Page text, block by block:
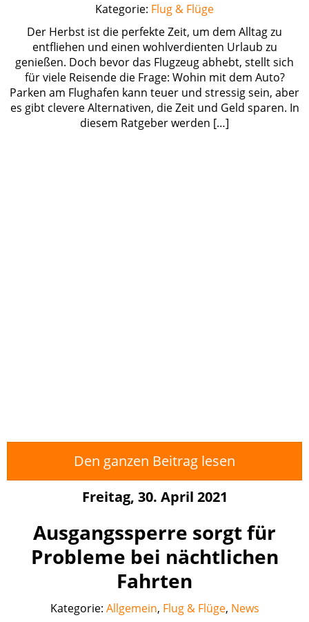
Kategorie: Flug & Flüge
Der Herbst ist die perfekte Zeit, um dem Alltag zu
entfliehen und einen wohlverdienten Urlaub zu
genießen. Doch bevor das Flugzeug abhebt, stellt sich
für viele Reisende die Frage: Wohin mit dem Auto?
Parken am Flughafen kann teuer und stressig sein, aber
es gibt clevere Alternativen, die Zeit und Geld sparen. In
diesem Ratgeber werden […]
Den ganzen Beitrag lesen
Freitag, 30. April 2021
Ausgangssperre sorgt für
Probleme bei nächtlichen
Fahrten
Kategorie: Allgemein, Flug & Flüge, News